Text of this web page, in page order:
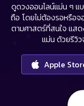
ดูดวงออนไลน์แม่น ๆ
ถือ โดยไม่ต้องรอหรือ
ตามศาสตร์ที่สนใจ แสด
แม่น ด้วยรีวิ
Apple